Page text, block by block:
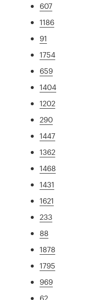
607
1186
91
1754
659
1404
1202
290
1447
1362
1468
1431
1621
233
88
1878
1795
969
62